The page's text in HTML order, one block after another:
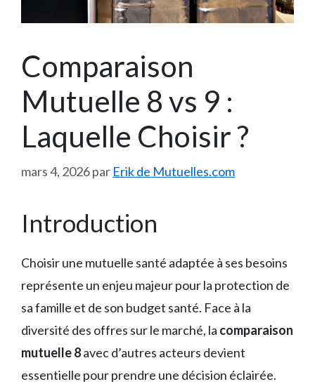
Comparaison
Mutuelle 8 vs 9 :
Laquelle Choisir ?
mars 4, 2026par Erik de Mutuelles.com
Introduction
Choisir une mutuelle santé adaptée à ses besoins
représente un enjeu majeur pour la protection de
sa famille et de son budget santé. Face à la
diversité des offres sur le marché, la comparaison
mutuelle 8avec d’autres acteurs devient
essentielle pour prendre une décision éclairée.